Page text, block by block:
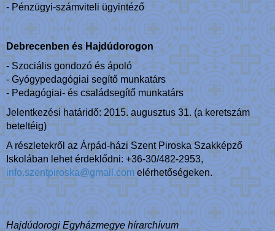
- Pénzügyi-számviteli ügyintéző
Debrecenben és Hajdúdorogon
- Szociális gondozó és ápoló
- Gyógypedagógiai segítő munkatárs
- Pedagógiai- és családsegítő munkatárs
Jelentkezési határidő: 2015. augusztus 31. (a keretszám
beteltéig)
A részletekről az Árpád-házi Szent Piroska Szakképző
Iskolában lehet érdeklődni: +36-30/482-2953,
info.szentpiroska@gmail.comelérhetőségeken.
Hajdúdorogi Egyházmegye hírarchívum